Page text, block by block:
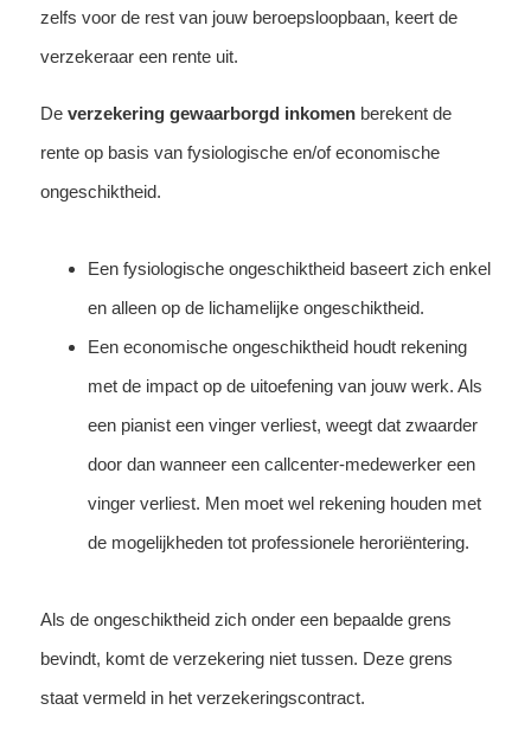
zelfs voor de rest van jouw beroepsloopbaan, keert de
verzekeraar een rente uit.
Deverzekering gewaarborgd inkomenberekent de
rente op basis van fysiologische en/of economische
ongeschiktheid.
Een fysiologische ongeschiktheid baseert zich enkel
en alleen op de lichamelijke ongeschiktheid.
Een economische ongeschiktheid houdt rekening
met de impact op de uitoefening van jouw werk. Als
een pianist een vinger verliest, weegt dat zwaarder
door dan wanneer een callcenter-medewerker een
vinger verliest. Men moet wel rekening houden met
de mogelijkheden tot professionele heroriëntering.
Als de ongeschiktheid zich onder een bepaalde grens
bevindt, komt de verzekering niet tussen. Deze grens
staat vermeld in het verzekeringscontract.